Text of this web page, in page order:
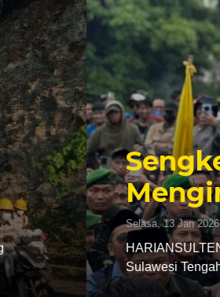
Sengketa
Mengiringi
Selasa, 13 Jan 2026 - 16:30 WIB
HARIANSULTENG.COM, PALU –
Sulawesi Tengah (Sulteng) nyatanya